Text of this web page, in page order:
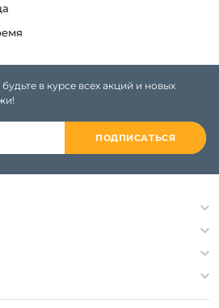
в курсе всех акций и новых
ПОДПИСАТЬСЯ